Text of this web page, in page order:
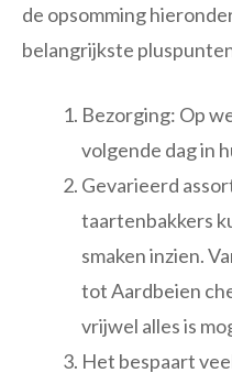
de opsomming
belangrijkste
Bezorging: Op
volgende dag in
Gevarieerd
taartenbakkers
smaken inzien.
tot Aardbeien
vrijwel alles is
Het bespaart